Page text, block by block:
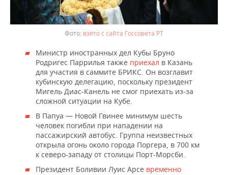
взято с сайта Госсовета РТ
Министр иностранных дел Кубы Бруно
Родригес Паррилья также приехал в Казань
для участия в саммите БРИКС. Он возглавит
кубинскую делегацию, поскольку президент
Мигель Диас-Канель не смог приехать из-за
сложной ситуации на Кубе.
В Папуа — Новой Гвинее минимум шесть
человек погибли при нападении на
пассажирский автобус. Группа неизвестных
открыла огонь около города Поргера, в 700 км
к северо-западу от столицы Порт-Морсби.
Президент Боливии Луис Арсе временно